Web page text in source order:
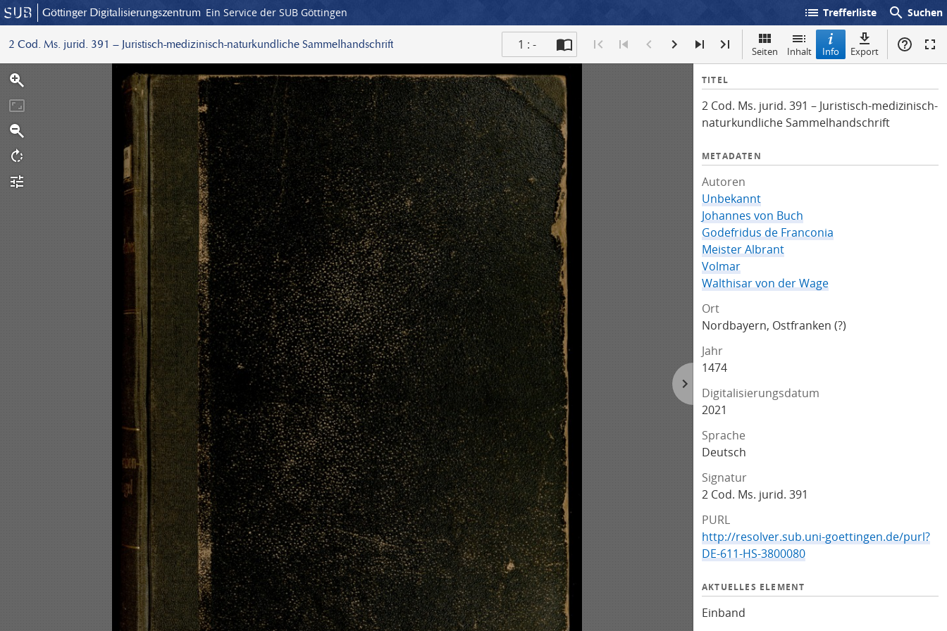
Göttinger Digitalisierungszentrum Ein Service der SUB Göttingen list Trefferliste search Suchen
2 Cod. Ms. jurid. 391 – Juristisch-medizinisch-naturkundliche Sammelhandschrift 1 : - Seiten Inhalt Info Export
I
f
o
TITEL
2 Cod. Ms. jurid. 391 – Juristisch-medizinisch-
naturkundliche Sammelhandschrift
METADATEN
Autoren
Unbekannt
Johannes von Buch
Godefridus de Franconia
Meister Albrant
Volmar
Walthisar von der Wage
Ort
Nordbayern, Ostfranken (?)
Jahr
1474
Digitalisierungsdatum
2021
Sprache
Deutsch
Signatur
2 Cod. Ms. jurid. 391
PURL
http://resolver.sub.uni-goettingen.de/purl?
DE-611-HS-3800080
AKTUELLES ELEMENT
Einband